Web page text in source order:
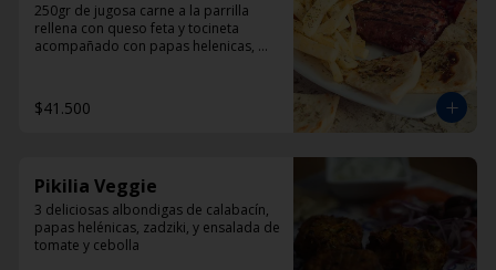
250gr de jugosa carne a la parrilla
rellena con queso feta y tocineta
acompañado con papas helenicas,
$41.500
Pikilia Veggie
3 deliciosas albondigas de calabacín,
papas helénicas, zadziki, y ensalada de
tomate y cebolla